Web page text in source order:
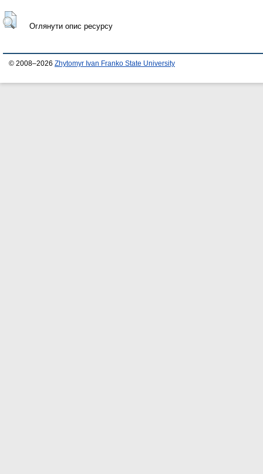
Оглянути опис ресурсу
© 2008–2026 Zhytomyr Ivan Franko State University